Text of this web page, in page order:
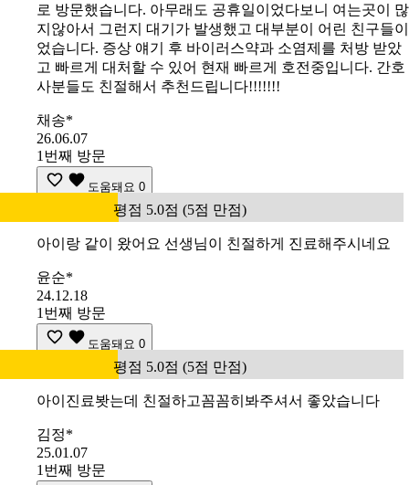
로 방문했습니다. 아무래도 공휴일이었다보니 여는곳이 많
지않아서 그런지 대기가 발생했고 대부분이 어린 친구들이
었습니다. 증상 얘기 후 바이러스약과 소염제를 처방 받았
고 빠르게 대처할 수 있어 현재 빠르게 호전중입니다. 간호
사분들도 친절해서 추천드립니다!!!!!!!
채송*
26.06.07
1번째 방문
도움돼요 0
평점 5.0점 (5점 만점)
아이랑 같이 왔어요 선생님이 친절하게 진료해주시네요
윤순*
24.12.18
1번째 방문
도움돼요 0
평점 5.0점 (5점 만점)
아이진료봣는데 친절하고꼼꼼히봐주셔서 좋았습니다
김정*
25.01.07
1번째 방문